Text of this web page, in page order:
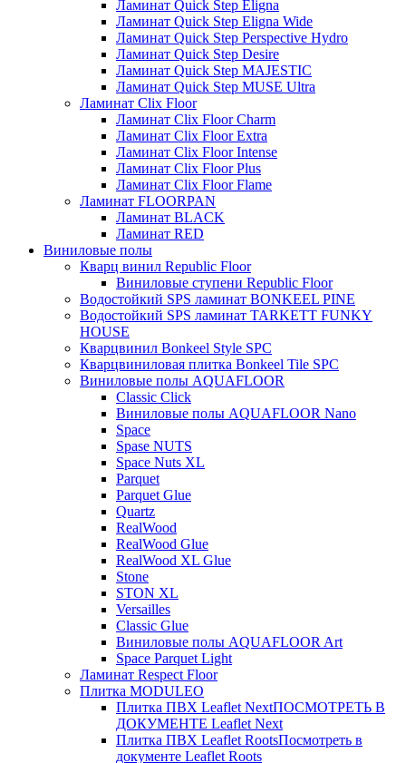
Ламинат Quick Step Eligna
Ламинат Quick Step Eligna Wide
Ламинат Quick Step Perspective Hydro
Ламинат Quick Step Desire
Ламинат Quick Step MAJESTIC
Ламинат Quick Step MUSE Ultra
Ламинат Clix Floor
Ламинат Clix Floor Charm
Ламинат Clix Floor Extra
Ламинат Clix Floor Intense
Ламинат Clix Floor Plus
Ламинат Clix Floor Flame
Ламинат FLOORPAN
Ламинат BLACK
Ламинат RED
Виниловые полы
Кварц винил Republic Floor
Виниловые ступени Republic Floor
Водостойкий SPS ламинат BONKEEL PINE
Водостойкий SPS ламинат TARKETT FUNKY
HOUSE
Кварцвинил Bonkeel Style SPC
Кварцвиниловая плитка Bonkeel Tile SPC
Виниловые полы AQUAFLOOR
Classic Click
Виниловые полы AQUAFLOOR Nano
Space
Spase NUTS
Space Nuts XL
Parquet
Parquet Glue
Quartz
RealWood
RealWood Glue
RealWood XL Glue
Stone
STON XL
Versailles
Classic Glue
Виниловые полы AQUAFLOOR Art
Space Parquet Light
Ламинат Respect Floor
Плитка MODULEO
Плитка ПВХ Leaflet NextПОСМОТРЕТЬ В
ДОКУМЕНТЕ Leaflet Next
Плитка ПВХ Leaflet RootsПосмотреть в
документе Leaflet Roots